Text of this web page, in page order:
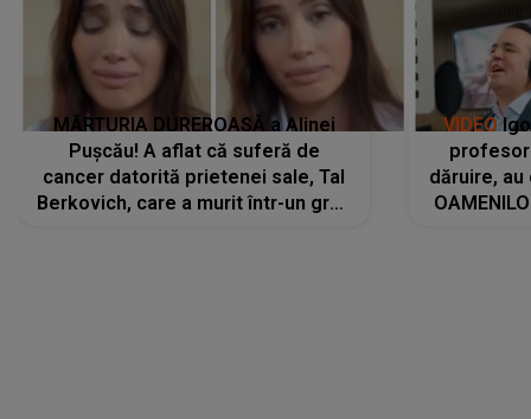
MĂRTURIA DUREROASĂ a Alinei
Pușcău! A aflat că suferă de
cancer datorită prietenei sale, Tal
Berkovich, care a murit într-un grav
VIDEO
dăruire, au